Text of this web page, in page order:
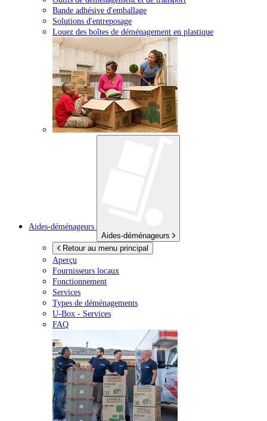
Bande adhésive d'emballage
Solutions d'entreposage
Louez des boîtes de déménagement en plastique
Aides-déménageurs
Aides-déménageurs
Retour au menu principal
Aperçu
Fournisseurs locaux
Fonctionnement
Services
Types de déménagements
U-Box - Services
FAQ